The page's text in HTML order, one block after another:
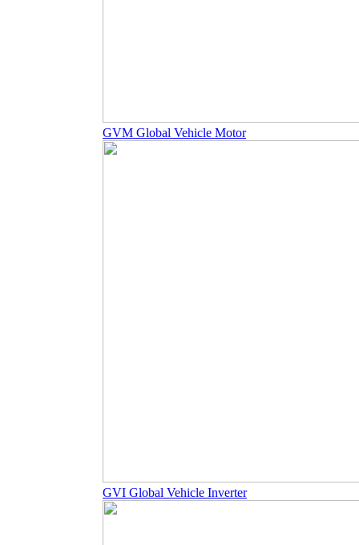
GVM Global Vehicle Motor
GVI Global Vehicle Inverter